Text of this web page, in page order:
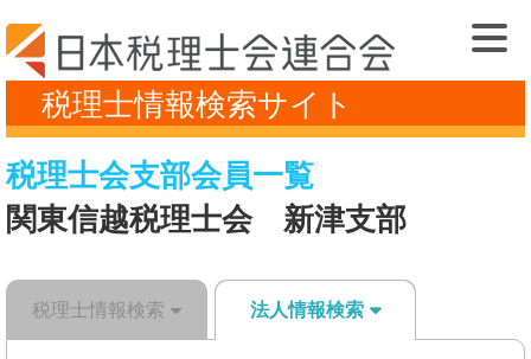
税理士情報検索サイト
税理士会支部会員一覧
関東信越税理士会 新津支部
税理士情報検索 法人情報検索